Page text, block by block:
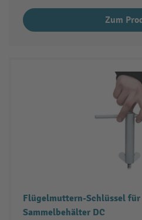
Zum
Flügelmuttern-Schlüssel
Sammelbehälter DC